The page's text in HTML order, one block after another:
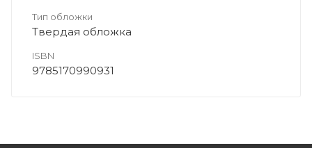
Тип обложки
Твердая обложка
ISBN
9785170990931